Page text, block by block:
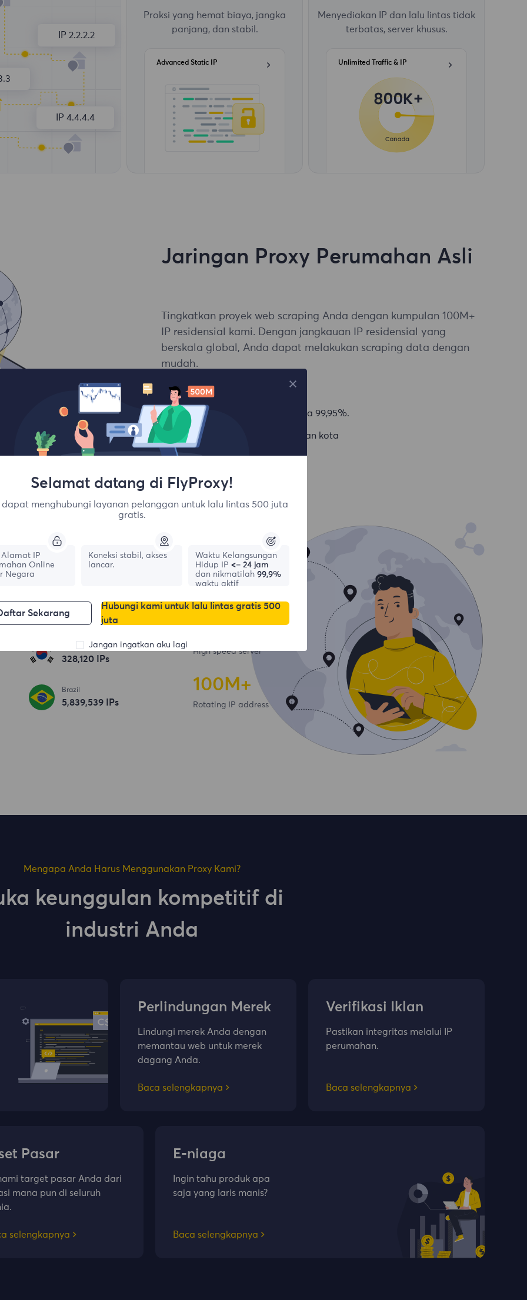
IP 2.2.2.2
IP 4.4.4.4
Proksi yang hemat biaya, jangka
panjang, dan stabil.
Advanced Static IP
Menyediakan IP dan lalu lintas tidak
terbatas, server khusus.
Unlimited Traffic & IP
Jaringan Proxy Perumahan Asli
Tingkatkan proyek web scraping Anda dengan kumpulan 100M+
IP residensial kami. Dengan jangkauan IP residensial yang
berskala global, Anda dapat melakukan scraping data dengan
mudah.
Sesi bersamaan tanpa batas
Tingkat keberhasilan rata-rata 99,95%.
Penargetan tingkat negara dan kota
Perumahan
France
695,902 IPs
South Korea
328,121IPs
Brazil
5,839,540 IPs
195+
6,500+
High speed server
100 M+
Rotating IP address
Mengapa Anda Harus Menggunakan Proxy Kami?
keunggulan kompetitif di
industri Anda
Perlindungan Merek
Lindungi merek Anda dengan
memantau web untuk merek
dagang Anda.
Baca selengkapnya
Verifikasi Iklan
Pastikan integritas melalui IP
perumahan.
Baca selengkapnya
Pasar
target pasar Anda dari
mana pun di seluruh
selengkapnya
E-niaga
Ingin tahu produk apa
saja yang laris manis?
Baca selengkapnya
Selamat datang di FlyProxy!
menghubungi layanan pelanggan untuk lalu lintas 500 juta
gratis.
IP
Online
Negara
Koneksi stabil, akses
lancar.
Waktu Kelangsungan
Hidup IP <= 24 jam
dan nikmatilah 99,9%
waktu aktif
Sekarang
Hubungi kami untuk lalu lintas gratis 500
juta
Jangan ingatkan aku lagi